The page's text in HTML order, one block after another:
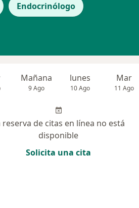
Endocrinólogo
Mañana
9 Ago
lunes
10 Ago
Mar
11 Ago
reserva de citas en línea no está
disponible
Solicita una cita